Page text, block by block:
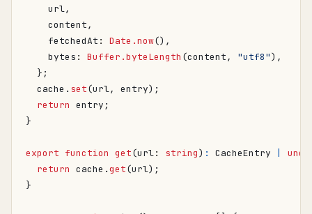
url,
content,
fetchedAt : Date.now(),
bytes : Buffer.byteLength (content, "utf8"),
};
cache . set(url, entry);
return entry ;
}
export function get(url: string) : CacheEntry
return cache .get(url);
}